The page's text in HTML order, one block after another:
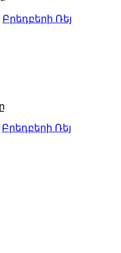
Բրեդբերի Ռեյ
Բրեդբերի Ռեյ